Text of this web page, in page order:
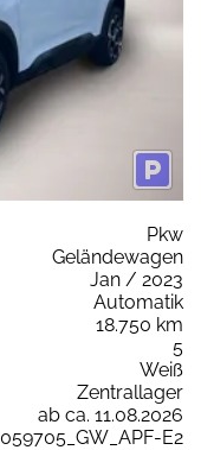
Pkw
Geländewagen
Jan / 2023
Automatik
18.750 km
5
Weiß
Zentrallager
ab ca. 11.08.2026
059705_GW_APF-E2